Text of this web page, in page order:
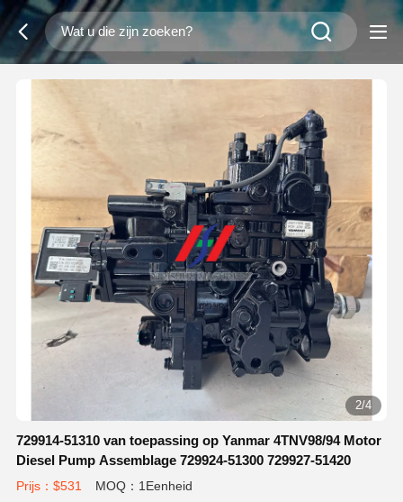
2/4
729914-51310 van toepassing op Yanmar 4TNV98/94 Motor
Diesel Pump Assemblage 729924-51300 729927-51420
Prijs：$531 MOQ：1Eenheid